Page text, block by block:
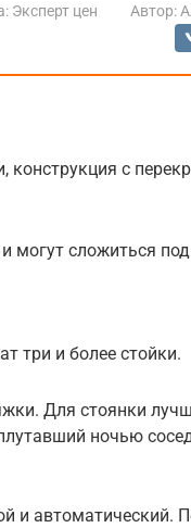
Эксперт цен Автор:
конструкция с
могут сложиться
три и более стойки.
Для стоянки
ночью
и автоматический.